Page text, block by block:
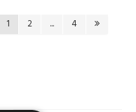
1 2 ... 4